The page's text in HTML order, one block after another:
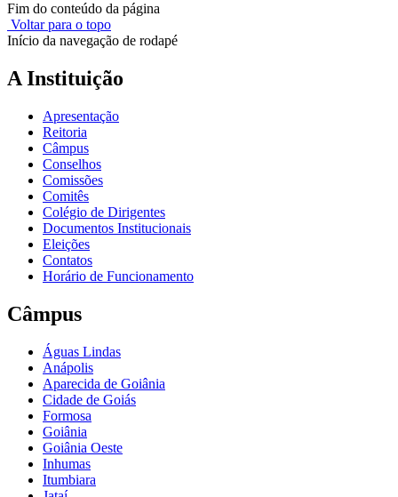
Fim do conteúdo da página
Voltar para o topo
Início da navegação de rodapé
A Instituição
Apresentação
Reitoria
Câmpus
Conselhos
Comissões
Comitês
Colégio de Dirigentes
Documentos Institucionais
Eleições
Contatos
Horário de Funcionamento
Câmpus
Águas Lindas
Anápolis
Aparecida de Goiânia
Cidade de Goiás
Formosa
Goiânia
Goiânia Oeste
Inhumas
Itumbiara